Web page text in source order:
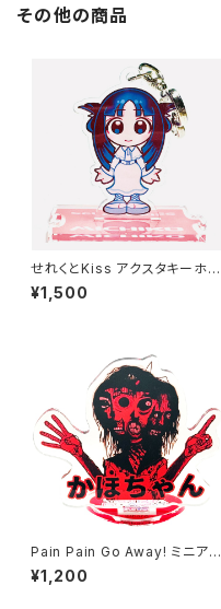
その他の商品
せれくとKiss アクスタキーホル
ダー 松平三千子
¥1,500
Pain Pain Go Away! ミニアク
リルスタンド かほちゃん
¥1,200